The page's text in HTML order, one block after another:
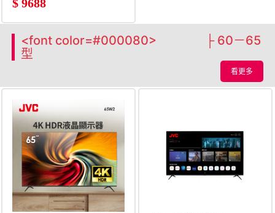
$ 9688
<font color=#000080> ├ 60－65
型
看更多